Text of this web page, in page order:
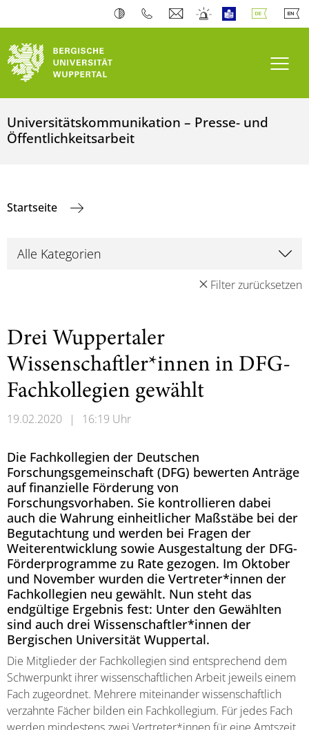
Universitätskommunikation – Presse- und
Öffentlichkeitsarbeit
Startseite
Filter zurücksetzen
Drei Wuppertaler
Wissenschaftler*innen in DFG-
Fachkollegien gewählt
19.02.2020 | 16:19 Uhr
Die Fachkollegien der Deutschen
Forschungsgemeinschaft (DFG) bewerten Anträge
auf finanzielle Förderung von
Forschungsvorhaben. Sie kontrollieren dabei
auch die Wahrung einheitlicher Maßstäbe bei der
Begutachtung und werden bei Fragen der
Weiterentwicklung sowie Ausgestaltung der DFG-
Förderprogramme zu Rate gezogen. Im Oktober
und November wurden die Vertreter*innen der
Fachkollegien neu gewählt. Nun steht das
endgültige Ergebnis fest: Unter den Gewählten
sind auch drei Wissenschaftler*innen der
Bergischen Universität Wuppertal.
Die Mitglieder der Fachkollegien sind entsprechend dem
Schwerpunkt ihrer wissenschaftlichen Arbeit jeweils einem
Fach zugeordnet. Mehrere miteinander wissenschaftlich
verzahnte Fächer bilden ein Fachkollegium. Für jedes Fach